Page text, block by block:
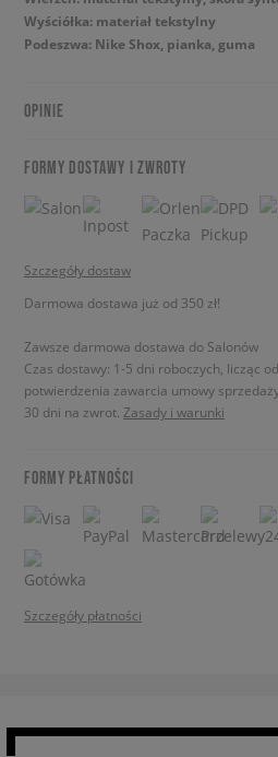
Wyściółka: materiał tekstylny
Podeszwa: Nike Shox, pianka, guma
OPINIE
FORMY DOSTAWY I ZWROTY
Szczegóły dostaw
Darmowa dostawa już od 350 zł!
Zawsze darmowa dostawa do Salonów
Czas dostawy: 1-5 dni roboczych, licząc
potwierdzenia zawarcia umowy
30 dni na zwrot. Zasady i warunki
FORMY PŁATNOŚCI
Szczegóły płatności